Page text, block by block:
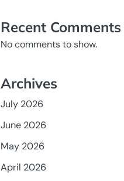
Recent Comments
No comments to show.
Archives
July 2026
June 2026
May 2026
April 2026